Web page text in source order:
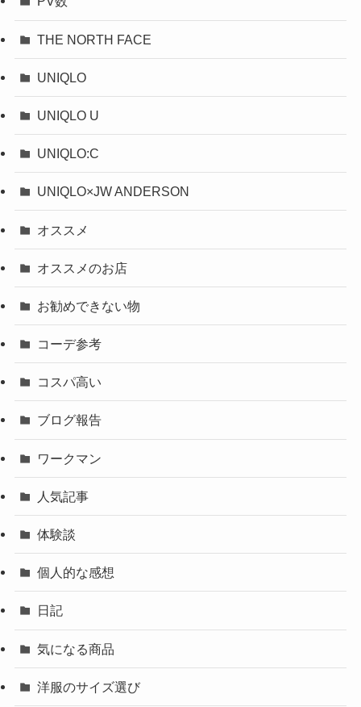
THE NORTH FACE
UNIQLO
UNIQLO U
UNIQLO:C
UNIQLO×JW ANDERSON
オススメ
オススメのお店
お勧めできない物
コーデ参考
コスパ高い
ブログ報告
ワークマン
人気記事
体験談
個人的な感想
日記
気になる商品
洋服のサイズ選び